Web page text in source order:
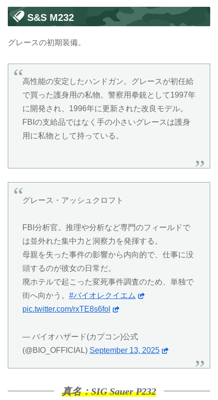
S&S M232
グレースの初期装備。
高性能の安定したハンドガン。グレースが初任給
で買った護身用の私物。警察用拳銃として1997年
に開発され、1996年に更新された改良モデル。
FBIの支給品ではなく手の小さいグレースは護身
用に私物として持っている。
グレース・アッシュクロフト
FBI分析官。推理や分析など専門のフィールドで
は並外れた集中力と洞察力を発揮する。
母親を失った事件の影響から内向的で、仕事に没
頭するのが彼女の日常だ。
廃ホテルで起こった変死事件調査のため、単独で
街へ向かう。 #バイオレクイエム
pic.twitter.com/rxTE8s6fol
— バイオハザード(カプコン)公式
(@BIO_OFFICIAL) September 13, 2025
真名：SIG Sauer P232